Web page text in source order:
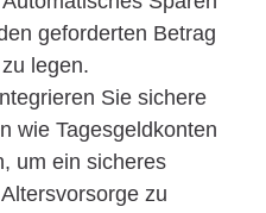
geforderten Betrag
legen.
Sie sichere
wie Tagesgeldkonten
um ein sicheres
zu